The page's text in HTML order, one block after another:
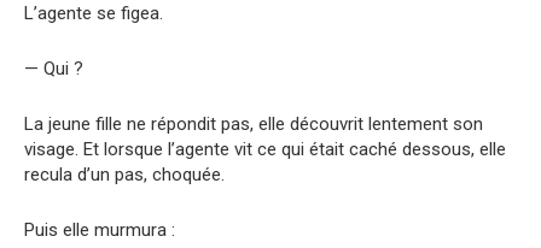
L’agente se figea.
— Qui ?
La jeune fille ne répondit pas, elle découvrit lentement son
visage. Et lorsque l’agente vit ce qui était caché dessous, elle
recula d’un pas, choquée.
Puis elle murmura :